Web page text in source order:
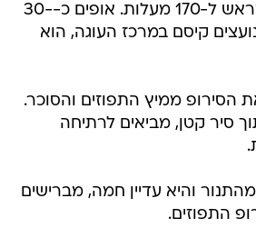
5. מחממים תנור מראש ל-170 מעלות. אופים כ-30-
קיסם במרכז העוגה, הוא
את הסירופ ממיץ התפוזים והסוכר.
סיר קטן, מביאים לרתיחה
והיא עדיין חמה, מברישים
התפוזים.